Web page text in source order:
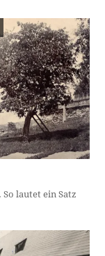
lautet ein Satz